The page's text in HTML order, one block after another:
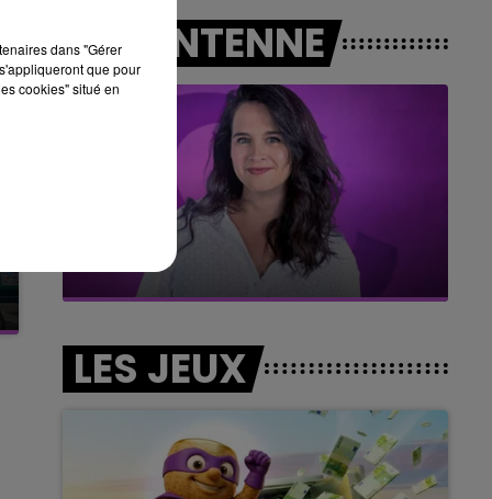
A L'ANTENNE
Le week-end Champagne FM
LES JEUX
dans "Gérer
que pour
cookies" situé en